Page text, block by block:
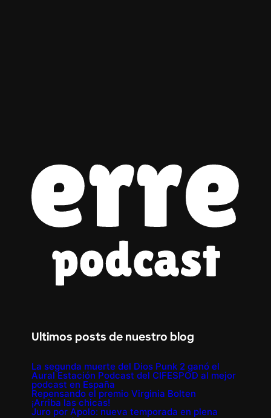
Ultimos posts de nuestro blog
La segunda muerte del Dios Punk 2 ganó el
Aural Estación Podcast del CIFESPOD al mejor
podcast en España
Repensando el premio Virginia Bolten
¡Arriba las chicas!
Juro por Apolo: nueva temporada en plena